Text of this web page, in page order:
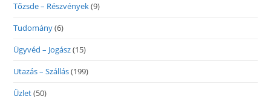
Tőzsde – Részvények(9)
Tudomány(6)
Ügyvéd – Jogász(15)
Utazás – Szállás(199)
Üzlet(50)